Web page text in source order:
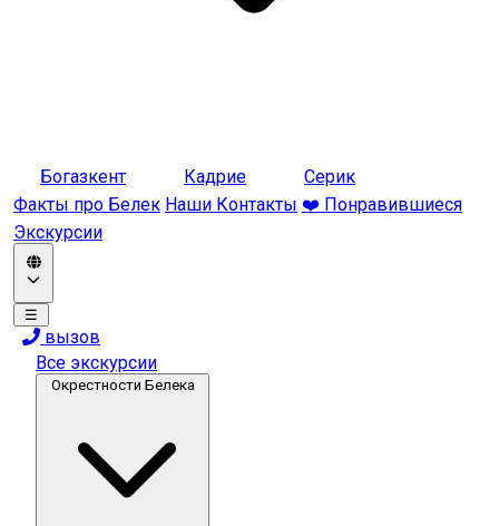
Богазкент Кадрие
Серик
Факты про Белек Наши Контакты ❤️ Понравившиеся
Экскурсии
☰
вызов
Все экскурсии
Окрестности Белека